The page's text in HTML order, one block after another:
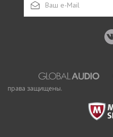
права защищены.